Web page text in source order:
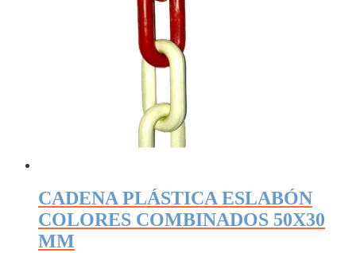
CADENA PLÁSTICA ESLABÓN
COLORES COMBINADOS 50X30
MM